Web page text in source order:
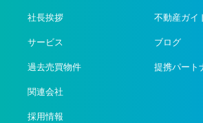
社長挨拶
サービス
過去売買物件
関連会社
採用情報
不動産ガイ
ブログ
提携パート